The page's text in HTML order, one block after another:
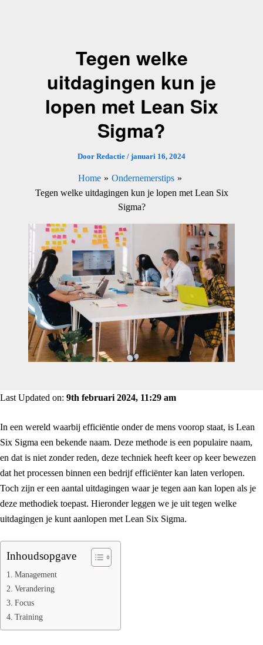
Tegen welke
uitdagingen kun je
lopen met Lean Six
Sigma?
Door Redactie / januari 16, 2024
Home
Ondernemerstips
Tegen welke uitdagingen kun je lopen met Lean Six
Sigma?
Last Updated on: 9th februari 2024, 11:29 am
In een wereld waarbij efficiëntie onder de mens voorop staat, is Lean
Six Sigma een bekende naam. Deze methode is een populaire naam,
en dat is niet zonder reden, deze techniek heeft keer op keer bewezen
dat het processen binnen een bedrijf efficiënter kan laten verlopen.
Toch zijn er een aantal uitdagingen waar je tegen aan kan lopen als je
deze methodiek toepast. Hieronder leggen we je uit tegen welke
uitdagingen je kunt aanlopen met Lean Six Sigma.
Inhoudsopgave
Management
Verandering
Focus
Training